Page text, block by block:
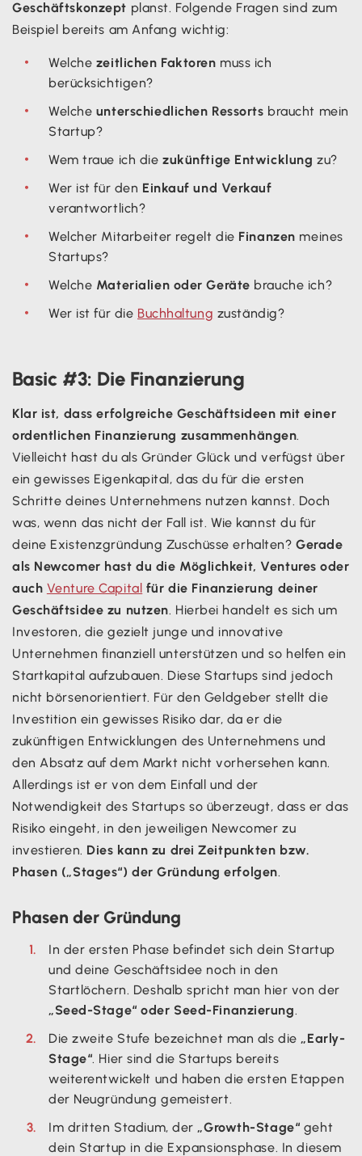
Geschäftskonzept planst. Folgende Fragen sind zum
Beispiel bereits am Anfang wichtig:
Welche zeitlichen Faktoren muss ich
berücksichtigen?
Welche unterschiedlichen Ressorts braucht mein
Startup?
Wem traue ich diezukünftige Entwicklung zu?
Wer ist für den Einkauf und Verkauf
verantwortlich?
Welcher Mitarbeiter regelt die Finanzen meines
Startups?
Welche Materialien oder Geräte brauche ich?
Wer ist für die Buchhaltung zuständig?
Basic #3: Die Finanzierung
Klar ist, dass erfolgreiche Geschäftsideen mit einer
ordentlichen Finanzierung zusammenhängen.
Vielleicht hast du als Gründer Glück und verfügst über
ein gewisses Eigenkapital, das du für die ersten
Schritte deines Unternehmens nutzen kannst. Doch
was, wenn das nicht der Fall ist. Wie kannst du für
deine Existenzgründung Zuschüsse erhalten?Gerade
als Newcomer hast du die Möglichkeit, Ventures oder
auch Venture Capital für die Finanzierung deiner
Geschäftsidee zu nutzen. Hierbei handelt es sich um
Investoren, die gezielt junge und innovative
Unternehmen finanziell unterstützen und so helfen ein
Startkapital aufzubauen. Diese Startups sind jedoch
nicht börsenorientiert. Für den Geldgeber stellt die
Investition ein gewisses Risiko dar, da er die
zukünftigen Entwicklungen des Unternehmens und
den Absatz auf dem Markt nicht vorhersehen kann.
Allerdings ist er von dem Einfall und der
Notwendigkeit des Startups so überzeugt, dass er das
Risiko eingeht, in den jeweiligen Newcomer zu
investieren. Dies kann zu drei Zeitpunkten bzw.
Phasen („Stages“) der Gründung erfolgen.
Phasen der Gründung
In der ersten Phase befindet sich dein Startup
und deine Geschäftsidee noch in den
Startlöchern. Deshalb spricht man hier von der
„Seed-Stage“ oder Seed-Finanzierung.
Die zweite Stufe bezeichnet man als die„Early-
Stage“. Hier sind die Startups bereits
weiterentwickelt und haben die ersten Etappen
der Neugründung gemeistert.
Im dritten Stadium, der„Growth-Stage“ geht
dein Startup in die Expansionsphase. In diesem